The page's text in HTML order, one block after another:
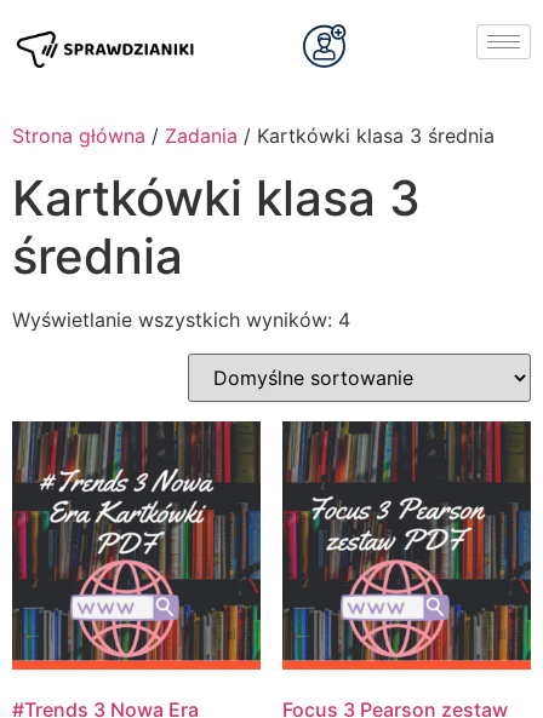
Strona główna / Zadania / Kartkówki klasa 3 średnia
Kartkówki klasa 3
średnia
Wyświetlanie wszystkich wyników: 4
#Trends 3 Nowa Era
Focus 3 Pearson zestaw